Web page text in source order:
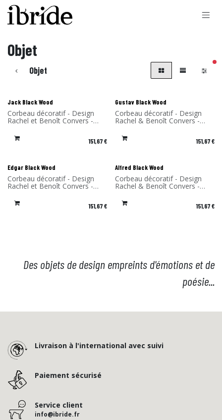
Se rendre au contenu
Objet
Objet
Jack Black Wood
Corbeau décoratif - Design
Rachel et Benoît Convers -
en France
151,67€
Gustav Black Wood
Corbeau décoratif - Design
Rachel & Benoît Convers -
en France
151,67€
Edgar Black Wood
Corbeau décoratif - Design
Rachel et Benoît Convers -
en France
151,67€
Alfred Black Wood
Corbeau décoratif - Design
Rachel & Benoît Convers -
en France
151,67€
Des objets de design empreints d'émotions et de
poésie...
Livraison à l'international avec suivi
Paiement sécurisé
Service client
info@ibride.fr